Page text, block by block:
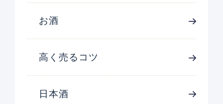
お酒
高く売るコツ
日本酒